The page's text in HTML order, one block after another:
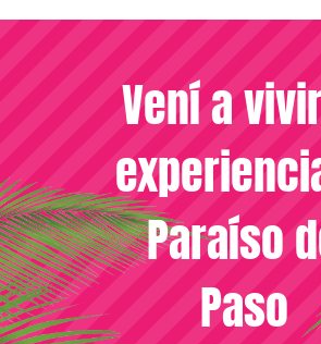
Vení a
Paraíso
Paso